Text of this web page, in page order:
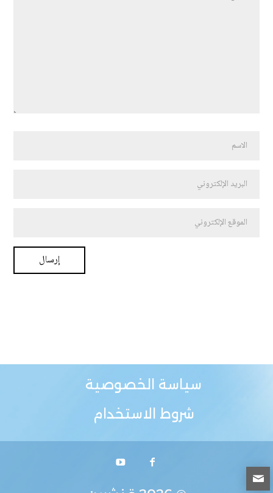
سياسة الخصوصية
شروط الاستخدام